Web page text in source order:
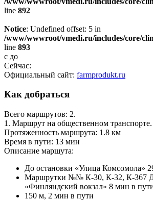
line 892
Notice: Undefined offset: 5 in
/www/wwwroot/vmedi.ru/includes/core/
line 893
с до
Сейчас:
Официальный сайт: farmprodukt.ru
Как добраться
Всего маршрутов: 2.
1. Маршрут на общественном транспорте.
Протяженность маршрута: 1.8 км
Время в пути: 13 мин
Описание маршута:
До остановки «Улица Комсомола»
Маршрутки №№ К-30, К-32, К-367
«Финляндский вокзал» 8 мин в
150 м, 2 мин в пути